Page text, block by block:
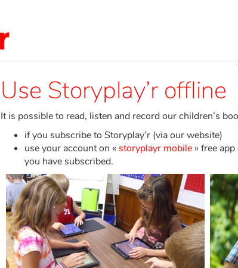
Use Storyplay’r offline
It is possible to read, listen and record our children’s
if you subscribe to Storyplay’r (via our website)
use your account on « storyplayr mobile » free
you have subscribed.